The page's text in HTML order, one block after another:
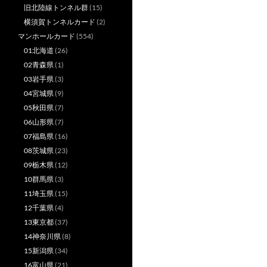
旧北陸線トンネル群(15)
横須賀トンネルカード (2)
マンホールカード (554)
01北海道 (26)
02青森県(1)
03岩手県(3)
04宮城県(9)
05秋田県(7)
06山形県(7)
07福島県(16)
08茨城県(23)
09栃木県(12)
10群馬県(3)
11埼玉県(15)
12千葉県(4)
13東京都(37)
14神奈川県(8)
15新潟県(34)
16富山県 (21)